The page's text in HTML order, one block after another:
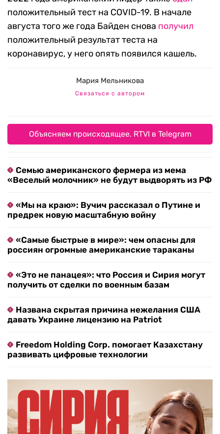
положительный тест на COVID-19. В начале
августа того же года Байден снова получил
положительный результат теста на
коронавирус, у него опять появился кашель.
Мария Мельникова
Связаться с автором
Объясняем происходящее. RTVI в Telegram
Семью американского фермера из мема
«Веселый молочник» не будут выдворять из РФ
«Мы на краю»: Вучич рассказал о Путине и
предрек новую масштабную войну
«Самые быстрые в мире»: чем опасны для
россиян огромные американские тараканы
«Это не панацея»: что Россия и Сирия могут
получить от сделки по военным базам
Названа скрытая причина нежелания США
давать Украине лицензию на Patriot
Freedom Holding Corp. помогает Казахстану
развивать цифровые технологии